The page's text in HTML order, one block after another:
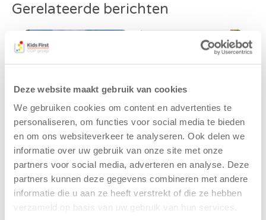
Deze website maakt gebruik van cookies
We gebruiken cookies om content en advertenties te
personaliseren, om functies voor social media te bieden
en om ons websiteverkeer te analyseren. Ook delen we
informatie over uw gebruik van onze site met onze
partners voor social media, adverteren en analyse. Deze
partners kunnen deze gegevens combineren met andere
informatie die u aan ze heeft verstrekt of die ze hebben
verzameld op basis van uw gebruik van hun services.
Gerelateerde berichten
Kids First
tekent
koopcontract
voor nieuw
kindcentrum in
Kids First
nieuwe
naamsponsor
van de Mini 4
Mijl tijdens de